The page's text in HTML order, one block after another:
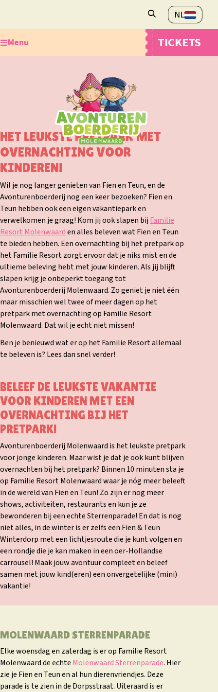
Openingstijden
NL
Menu
Ontdek de Avonturenboerderij
TICKETS
HET LEUKSTE PRETPARK MET
OVERNACHTING VOOR
KINDEREN!
Wil je nog langer genieten van Fien en Teun, en de
Avonturenboerderij nog een keer bezoeken? Fien en
Teun hebben ook een eigen vakantiepark en
verwelkomen je graag! Kom jij ook slapen bij Familie
Resort Molenwaarden alles beleven wat Fien en Teun
te bieden hebben. Een overnachting bij het pretpark op
het Familie Resort zorgt ervoor dat je niks mist en de
ultieme beleving hebt met jouw kinderen. Als jij blijft
slapen krijg je onbeperkt toegang tot
Avonturenboerderij Molenwaard. Zo geniet je niet één
maar misschien wel twee of meer dagen op het
pretpark met overnachting op Familie Resort
Molenwaard. Dat wil je echt niet missen!
Ben je benieuwd wat er op het Familie Resort allemaal
te beleven is? Lees dan snel verder!
BELEEF DE LEUKSTE VAKANTIE
VOOR KINDEREN MET EEN
OVERNACHTING BIJ HET
PRETPARK!
Avonturenboerderij Molenwaard is het leukste pretpark
voor jonge kinderen. Maar wist je dat je ook kunt blijven
overnachten bij het pretpark? Binnen 10 minuten sta je
op Familie Resort Molenwaard waar je nóg meer beleeft
in de wereld van Fien en Teun! Zo zijn er nog meer
shows, activiteiten, restaurants en kun je ze
bewonderen bij een echte Sterrenparade! En dat is nog
niet alles, in de winter is er zelfs een Fien & Teun
Winterdorp met een lichtjesroute die je kunt volgen en
een rondje die je kan maken in een oer-Hollandse
carrousel! Maak jouw avontuur compleet en beleef
samen met jouw kind(eren) een onvergetelijke (mini)
vakantie!
MOLENWAARD STERRENPARADE
Elke woensdag en zaterdag is er op Familie Resort
Molenwaard de echte Molenwaard Sterrenparade. Hier
zie je Fien en Teun en al hun dierenvriendjes. Deze
parade is te zien in de Dorpsstraat. Uiteraard is er